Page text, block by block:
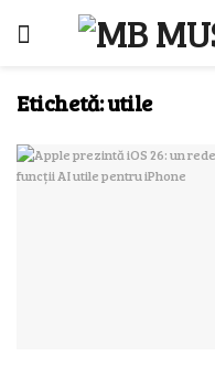
Etichetă:utile